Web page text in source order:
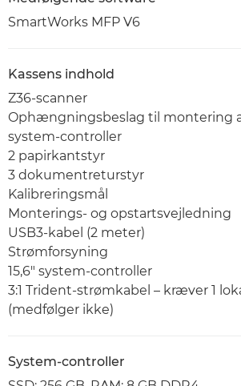
SmartWorks MFP V6
Kassens indhold
Z36-scanner
Ophængningsbeslag til montering
system-controller
2 papirkantstyr
3 dokumentreturstyr
Kalibreringsmål
Monterings- og opstartsvejledning
USB3-kabel (2 meter)
Strømforsyning
15,6" system-controller
3:1 Trident-strømkabel – kræver 1
(medfølger ikke)
System-controller